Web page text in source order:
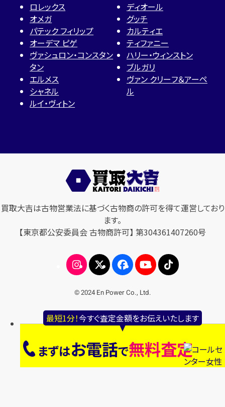
最短1分！今すぐ査定金額をお伝えいたします
まずはお電話で無料査定
ロレックス
オメガ
パテック フィリップ
オーデマ ピゲ
ヴァシュロン・コンスタン
タン
エルメス
シャネル
ルイ・ヴィトン
ディオール
グッチ
カルティエ
ティファニー
ハリー・ウィンストン
ブルガリ
ヴァン クリーフ＆アーペ
ル
買取大吉は古物営業法に基づく古物商の許可を得て運営しており
ます。
【東京都公安委員会 古物商許可】 第304361407260号
© 2024 En Power Co., Ltd.